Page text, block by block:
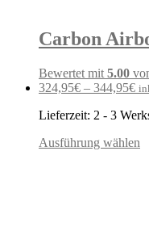
Carbon
Bewertet mit 5.00
324,95€ – 344,95€
Lieferzeit: 2 - 3
Ausführung wählen